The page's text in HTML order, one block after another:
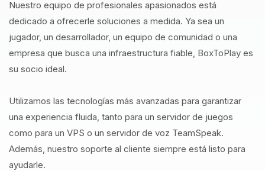
Nuestro equipo de profesionales apasionados está
dedicado a ofrecerle soluciones a medida. Ya sea un
jugador, un desarrollador, un equipo de comunidad o una
empresa que busca una infraestructura fiable, BoxToPlay es
su socio ideal.
Utilizamos las tecnologías más avanzadas para garantizar
una experiencia fluida, tanto para un servidor de juegos
como para un VPS o un servidor de voz TeamSpeak.
Además, nuestro soporte al cliente siempre está listo para
ayudarle.